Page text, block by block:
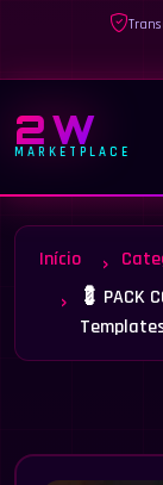
2W
MARKETPLACE
Início
💈 PACK